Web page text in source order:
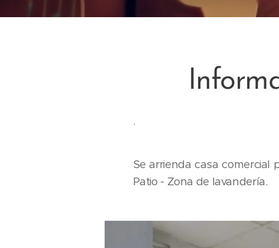
.
Se arrienda casa comercial
Patio - Zona de lavandería.